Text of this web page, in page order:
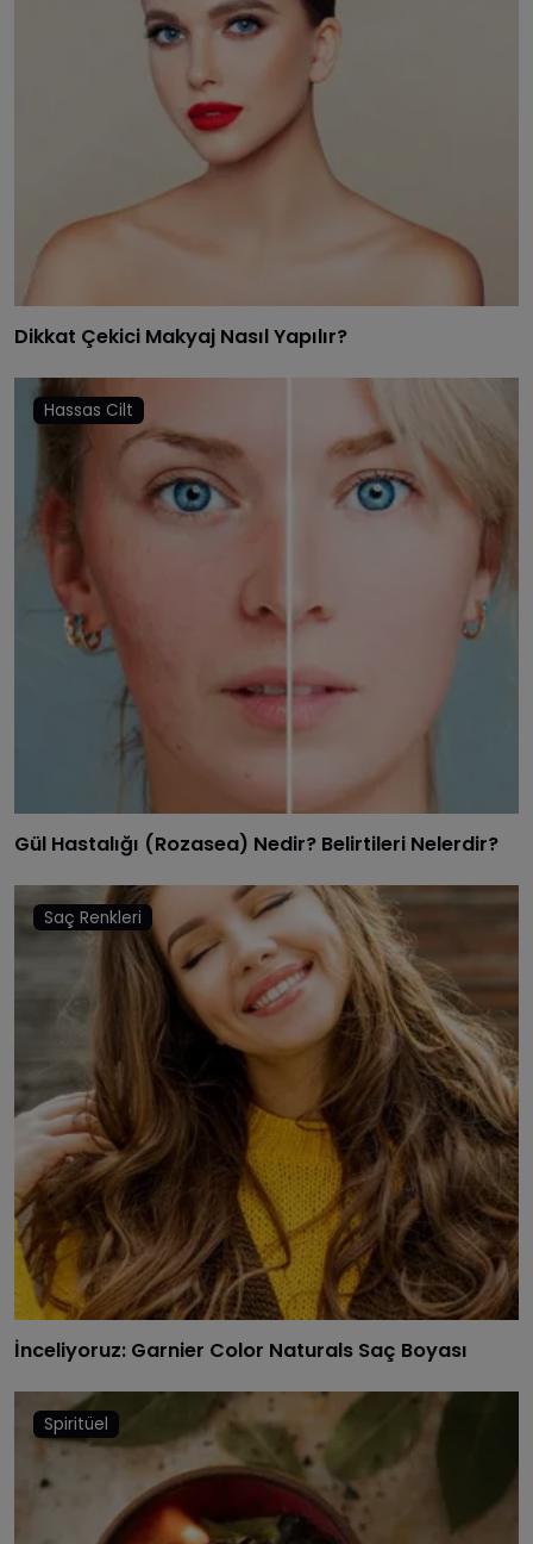
Dikkat Çekici Makyaj Nasıl Yapılır?
Hassas Cilt
Gül Hastalığı (Rozasea) Nedir? Belirtileri Nelerdir?
Saç Renkleri
İnceliyoruz: Garnier Color Naturals Saç Boyası
Spiritüel